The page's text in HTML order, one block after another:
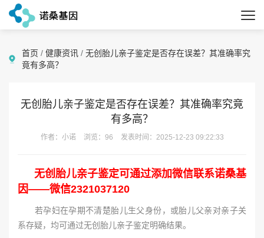
首页 / 健康资讯 / 无创胎儿亲子鉴定是否存在误差？其准确率究
竟有多高？
无创胎儿亲子鉴定是否存在误差？其准确率究竟
有多高？
作者：小诺 浏览：96 发表时间：2025-12-23 09:22:33
无创胎儿亲子鉴定可通过添加微信联系诺桑基
因——微信2321037120
若孕妇在孕期不清楚胎儿生父身份，或胎儿父亲对亲子关
系存疑，均可通过无创胎儿亲子鉴定明确结果。